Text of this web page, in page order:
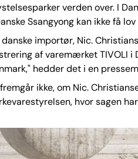
verden over. I
Ssangyong kan ikke få
danske importør, Nic.
af varemærket TIVOLI
hedder det i en
ikke, om Nic.
hvor sagen